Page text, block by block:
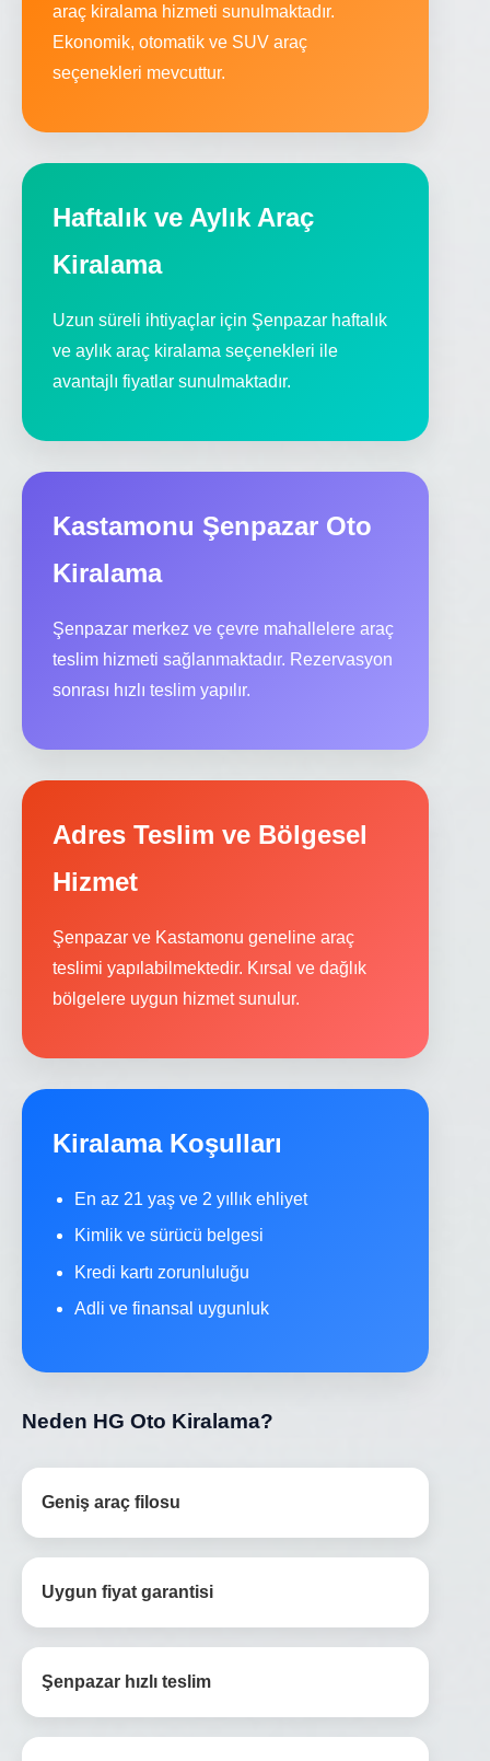
araç kiralama hizmeti sunulmaktadır.
Ekonomik, otomatik ve SUV araç
seçenekleri mevcuttur.
Haftalık ve Aylık Araç
Kiralama
Uzun süreli ihtiyaçlar için Şenpazar haftalık
ve aylık araç kiralama seçenekleri ile
avantajlı fiyatlar sunulmaktadır.
Kastamonu Şenpazar Oto
Kiralama
Şenpazar merkez ve çevre mahallelere araç
teslim hizmeti sağlanmaktadır. Rezervasyon
sonrası hızlı teslim yapılır.
Adres Teslim ve Bölgesel
Hizmet
Şenpazar ve Kastamonu geneline araç
teslimi yapılabilmektedir. Kırsal ve dağlık
bölgelere uygun hizmet sunulur.
Kiralama Koşulları
En az 21 yaş ve 2 yıllık ehliyet
Kimlik ve sürücü belgesi
Kredi kartı zorunluluğu
Adli ve finansal uygunluk
Neden HG Oto Kiralama?
Geniş araç filosu
Uygun fiyat garantisi
Şenpazar hızlı teslim